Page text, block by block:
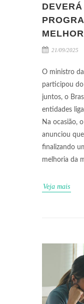
21/09/2025
O ministro
participou
juntos, o
entidades
Na ocasião,
anunciou
finalizando
melhoria da
Veja mais